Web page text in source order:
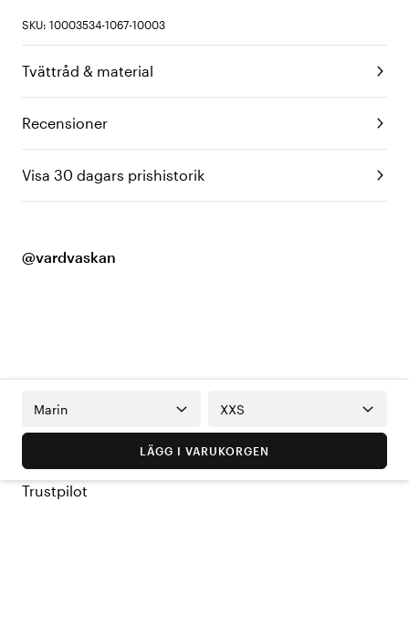
SKU: 10003534-1067-10003
Tvättråd & material
Recensioner
Visa 30 dagars prishistorik
@vardvaskan
Marin XXS
LÄGG I VARUKORGEN
Trustpilot